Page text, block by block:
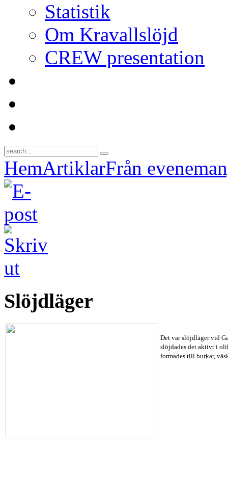
Statistik
Om Kravallslöjd
CREW presentation
HemArtiklarFrån
Slöjdläger
Det var slöjdläger vid
slöjdades det aktivt i
formades till burkar,